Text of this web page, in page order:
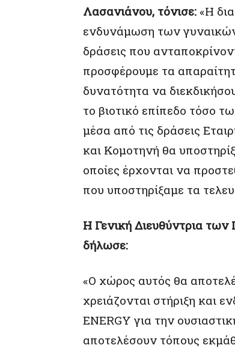
Λασανιάνου, τόνισε: «Η
ενδυνάμωση των
δράσεις που
προσφέρουμε τα
δυνατότητα να
το βιοτικό επίπεδο τόσο
μέσα από τις δράσεις
και Κομοτηνή θα
οποίες έρχονται να
που υποστηρίξαμε τα
Η Γενική Διευθύντρια
δήλωσε:
«Ο χώρος αυτός θα
χρειάζονται στήριξη και
ENERGY για την
αποτελέσουν τόπους